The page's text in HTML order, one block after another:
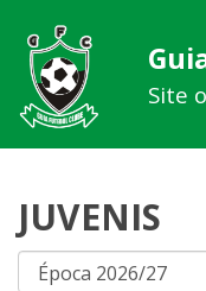
Site
JUVENIS